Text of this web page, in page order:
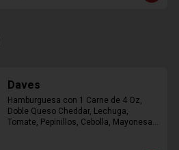
Daves
Hamburguesa con 1 Carne de 4 Oz,
Doble Queso Cheddar, Lechuga,
Tomate, Pepinillos, Cebolla, Mayonesa,